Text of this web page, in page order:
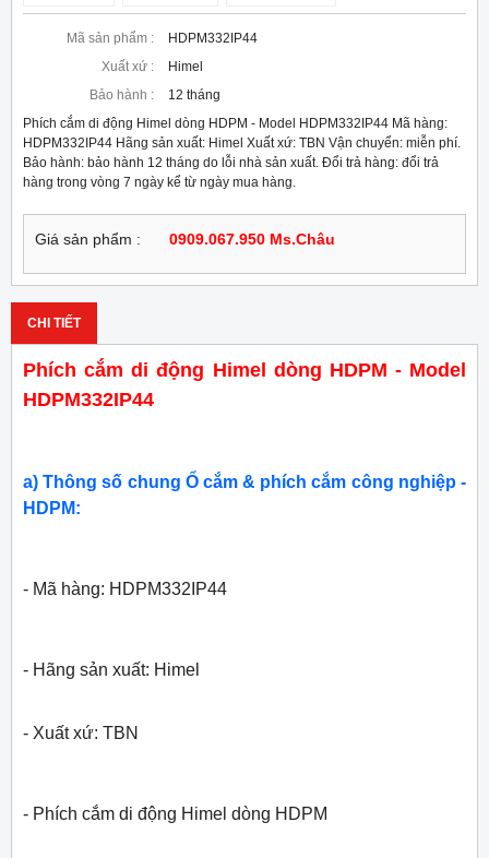
Mã sản phẩm :
HDPM332IP44
Xuất xứ :
Himel
Bảo hành :
12 tháng
Phích cắm di động Himel dòng HDPM - Model HDPM332IP44 Mã hàng:
HDPM332IP44 Hãng sản xuất: Himel Xuất xứ: TBN Vận chuyển: miễn phí.
Bảo hành: bảo hành 12 tháng do lỗi nhà sản xuất. Đổi trả hàng: đổi trả
hàng trong vòng 7 ngày kể từ ngày mua hàng.
Giá sản phẩm : 0909.067.950 Ms.Châu
CHI TIẾT
Phích cắm di động Himel dòng HDPM - Model
HDPM332IP44
a) Thông số chung Ổ cắm & phích cắm công nghiệp -
HDPM:
- Mã hàng: HDPM332IP44
- Hãng sản xuất: Himel
- Xuất xứ: TBN
- Phích cắm di động Himel dòng HDPM